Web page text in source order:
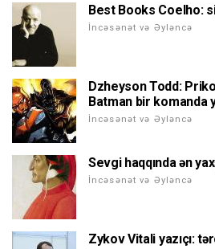
Best Books Coelho:
İncəsənət və Əyləncə
Dzheyson Todd:
Batman bir komanda
İncəsənət və Əyləncə
Sevgi haqqında ən
İncəsənət və Əyləncə
Zykov Vitali yazıçı: